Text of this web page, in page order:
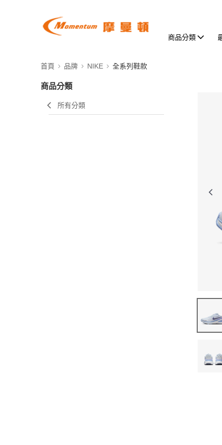
商品分類
首頁 品牌 NIKE 全系列鞋款
商品分類
所有分類